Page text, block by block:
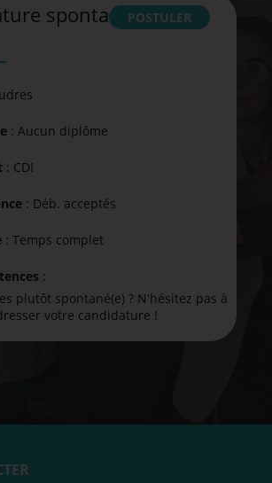
spontanéePOSTULER
: Aucun diplôme
: CDI
: Déb. acceptés
: Temps complet
:
plutôt spontané(e) ? N'hésitez pas à
votre candidature !